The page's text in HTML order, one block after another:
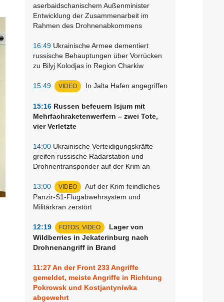
aserbaidschanischem Außenminister
Entwicklung der Zusammenarbeit im
Rahmen des Drohnenabkommens
16:49 Ukrainische Armee dementiert
russische Behauptungen über Vorrücken
zu Bilyj Kolodjas in Region Charkiw
15:49 VIDEO In Jalta Hafen angegriffen
15:16 Russen befeuern Isjum mit
Mehrfachraketenwerfern – zwei Tote,
vier Verletzte
14:00 Ukrainische Verteidigungskräfte
greifen russische Radarstation und
Drohnentransponder auf der Krim an
13:00 VIDEO
Auf der Krim feindliches
Panzir-S1-Flugabwehrsystem und
Militärkran zerstört
12:19 FOTOS, VIDEO
Lager von
Wildberries in Jekaterinburg nach
Drohnenangriff in Brand
11:27An der Front 233 Angriffe
gemeldet, meiste Angriffe in Richtung
Pokrowsk und Kostjantyniwka
abgewehrt